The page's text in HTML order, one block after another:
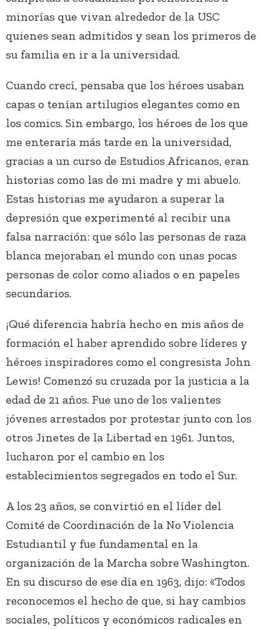
minorías que vivan alrededor de la USC
quienes sean admitidos y sean los primeros de
su familia en ir a la universidad.
Cuando crecí, pensaba que los héroes usaban
capas o tenían artilugios elegantes como en
los comics. Sin embargo, los héroes de los que
me enteraría más tarde en la universidad,
gracias a un curso de Estudios Africanos, eran
historias como las de mi madre y mi abuelo.
Estas historias me ayudaron a superar la
depresión que experimenté al recibir una
falsa narración: que sólo las personas de raza
blanca mejoraban el mundo con unas pocas
personas de color como aliados o en papeles
secundarios.
¡Qué diferencia habría hecho en mis años de
formación el haber aprendido sobre líderes y
héroes inspiradores como el congresista John
Lewis! Comenzó su cruzada por la justicia a la
edad de 21 años. Fue uno de los valientes
jóvenes arrestados por protestar junto con los
otros Jinetes de la Libertad en 1961. Juntos,
lucharon por el cambio en los
establecimientos segregados en todo el Sur.
A los 23 años, se convirtió en el líder del
Comité de Coordinación de la No Violencia
Estudiantil y fue fundamental en la
organización de la Marcha sobre Washington.
En su discurso de ese día en 1963, dijo: «Todos
reconocemos el hecho de que, si hay cambios
sociales, políticos y económicos radicales en